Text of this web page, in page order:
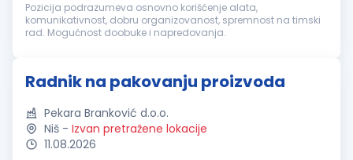
Pozicija podrazumeva osnovno korišćenje alata,
komunikativnost, dobru organizovanost, spremnost na timski
rad. Mogućnost doobuke i napredovanja.
Radnik na pakovanju proizvoda
Pekara Branković d.o.o.
Niš - Izvan pretražene lokacije
11.08.2026